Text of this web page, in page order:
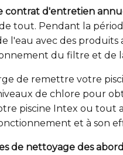
contrat d'entretien
tout. Pendant la
l'eau avec des
du filtre et de
de remettre votre
de chlore pour
piscine Intex ou
et à son
de nettoyage des